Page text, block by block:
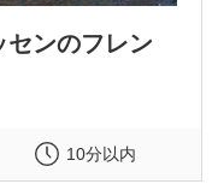
センのフレン
10分以内